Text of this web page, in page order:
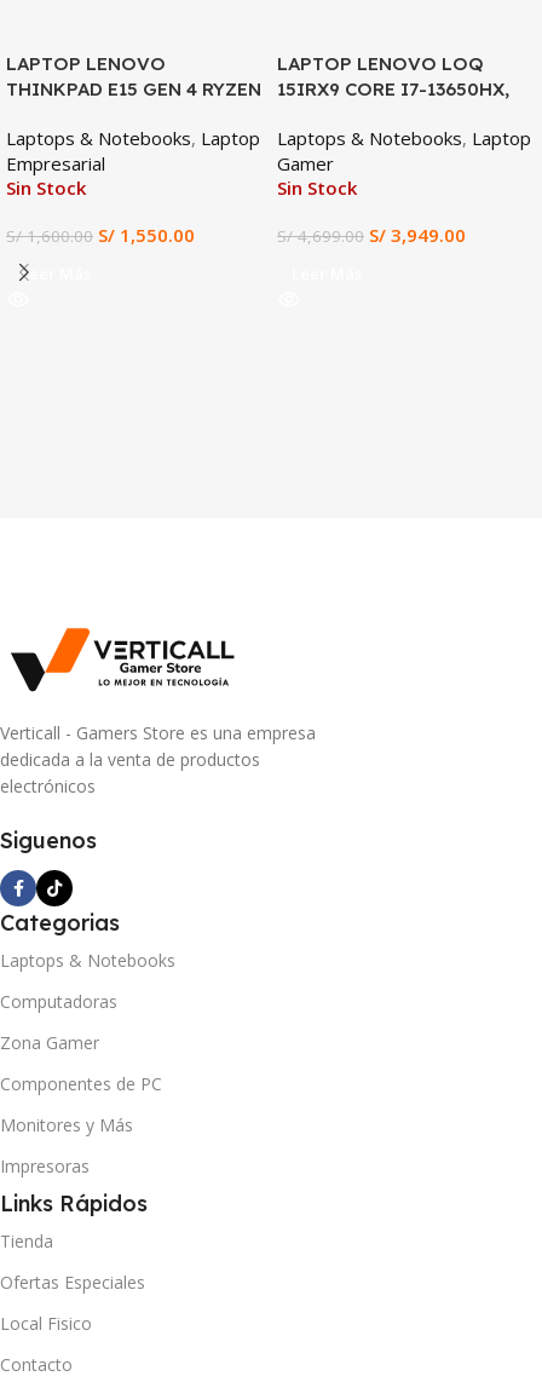
SALE
LAPTOP LENOVO
THINKPAD E15 GEN 4 RYZEN
SSD, 15.6″ FHD
Laptops & Notebooks, Laptop
Empresarial
Sin Stock
S/1,600.00 S/ 1,550.00
Leer Más
SALE
LAPTOP LENOVO LOQ
15IRX9 CORE I7-13650HX,
512GB SSD, 15.6″ FHD
Laptops & Notebooks, Laptop
Gamer
Sin Stock
S/4,699.00 S/ 3,949.00
Verticall - Gamers Store es una empresa
dedicada a la venta de productos
electrónicos
Siguenos
Categorias
Laptops & Notebooks
Computadoras
Zona Gamer
Componentes de PC
Monitores y Más
Impresoras
Links Rápidos
Tienda
Ofertas Especiales
Local Fisico
Contacto